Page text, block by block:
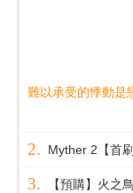
難以承受的悸動是
Myther 2【首
【預購】火之